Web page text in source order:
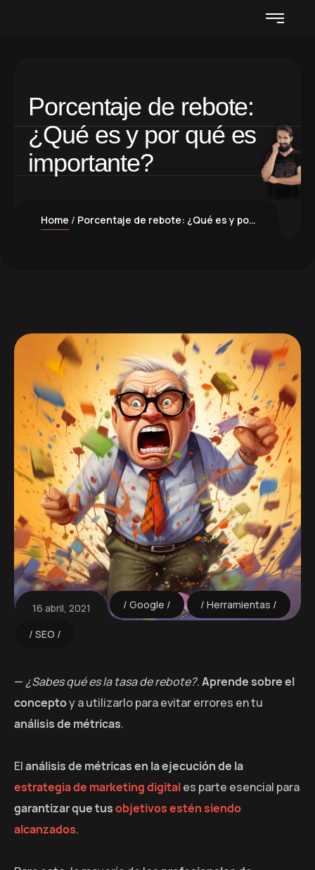
Porcentaje de rebote:
¿Qué es y por qué es
importante?
Home Porcentaje de rebote: ¿Qué es y por qué es importante?
16 abril, 2021 Google Herramientas
SEO
— ¿Sabes qué es la tasa de rebote?.Aprende sobre el
conceptoy a utilizarlo para evitar errores en tu
análisis de métricas.
Elanálisis de métricas en la ejecución de la
estrategia de marketing digitales parte esencial para
garantizar que tusobjetivos estén siendo
alcanzados.